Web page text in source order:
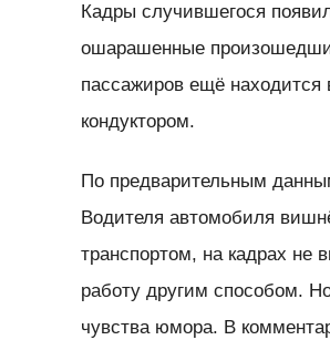
Кадры случившегося
ошарашенные
пассажиров ещё находится
кондуктором.
По предварительным
Водителя автомобиля
транспортом, на кадрах
работу другим способом.
чувства юмора. В